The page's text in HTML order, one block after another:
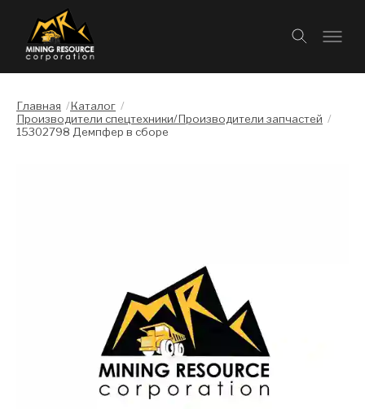
Главная /Каталог /
Производители спецтехники/Производители запчастей /
15302798 Демпфер в сборе